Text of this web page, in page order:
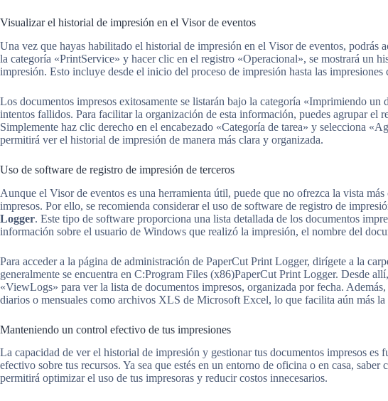
Visualizar el historial de impresión en el Visor de eventos
Una vez que hayas habilitado el historial de impresión en el Visor de eventos, podrás
la categoría «PrintService» y hacer clic en el registro «Operacional», se mostrará un
impresión. Esto incluye desde el inicio del proceso de impresión hasta las impresiones
Los documentos impresos exitosamente se listarán bajo la categoría «Imprimiendo un
intentos fallidos. Para facilitar la organización de esta información, puedes agrupar el
Simplemente haz clic derecho en el encabezado «Categoría de tarea» y selecciona
permitirá ver el historial de impresión de manera más clara y organizada.
Uso de software de registro de impresión de terceros
Aunque el Visor de eventos es una herramienta útil, puede que no ofrezca la vista
impresos. Por ello, se recomienda considerar el uso de software de registro de
Logger. Este tipo de software proporciona una lista detallada de los documentos
información sobre el usuario de Windows que realizó la impresión, el nombre del
Para acceder a la página de administración de PaperCut Print Logger, dirígete a la
generalmente se encuentra en C:Program Files (x86)PaperCut Print Logger. Desde
«ViewLogs» para ver la lista de documentos impresos, organizada por fecha.
diarios o mensuales como archivos XLS de Microsoft Excel, lo que facilita aún más
Manteniendo un control efectivo de tus impresiones
La capacidad de ver el historial de impresión y gestionar tus documentos impresos es
efectivo sobre tus recursos. Ya sea que estés en un entorno de oficina o en casa,
permitirá optimizar el uso de tus impresoras y reducir costos innecesarios.